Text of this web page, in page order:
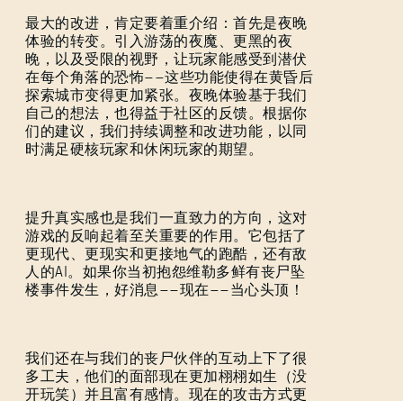
最大的改进，肯定要着重介绍：首先是夜晚
体验的转变。引入游荡的夜魔、更黑的夜
晚，以及受限的视野，让玩家能感受到潜伏
在每个角落的恐怖——这些功能使得在黄昏后
探索城市变得更加紧张。夜晚体验基于我们
自己的想法，也得益于社区的反馈。根据你
们的建议，我们持续调整和改进功能，以同
时满足硬核玩家和休闲玩家的期望。
提升真实感也是我们一直致力的方向，这对
游戏的反响起着至关重要的作用。它包括了
更现代、更现实和更接地气的跑酷，还有敌
人的AI。如果你当初抱怨维勒多鲜有丧尸坠
楼事件发生，好消息——现在——当心头顶！
我们还在与我们的丧尸伙伴的互动上下了很
多工夫，他们的面部现在更加栩栩如生（没
开玩笑）并且富有感情。现在的攻击方式更